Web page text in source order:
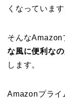
くなっています
そんなAmazon
な風に便利な
します。
Amazonプライ